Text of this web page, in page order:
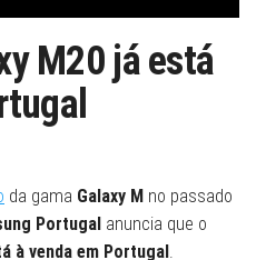
M20 já está
da gama Galaxy M no passado
Portugal anuncia que o
à venda em Portugal.